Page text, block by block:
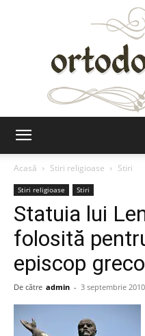
Acasă
Stiri religioase Stiri
Stiri religioase Stiri
Statuia lui
folosită
episcop
De către admin - 3 septembrie 2010